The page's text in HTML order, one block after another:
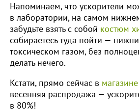
Напоминаем, что ускорители
в лаборатории, на самом
забудьте взять с собой костюм
собираетесь туда пойти —
токсическом газом, без
делать нечего.
Кстати, прямо сейчас в магазине
весенняя распродажа —
в 80%!